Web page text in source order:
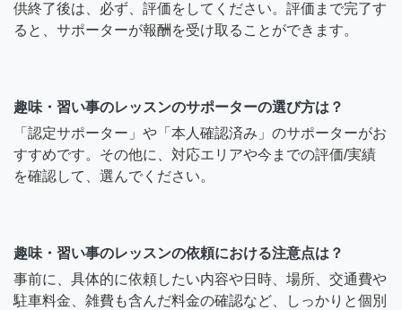
供終了後は、必ず、評価をしてください。評価まで完了す
ると、サポーターが報酬を受け取ることができます。
趣味・習い事のレッスンのサポーターの選び方は？
「認定サポーター」や「本人確認済み」のサポーターがお
すすめです。その他に、対応エリアや今までの評価/実績
を確認して、選んでください。
趣味・習い事のレッスンの依頼における注意点は？
事前に、具体的に依頼したい内容や日時、場所、交通費や
駐車料金、雑費も含んだ料金の確認など、しっかりと個別